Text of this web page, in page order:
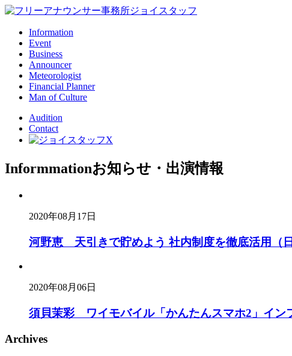
Information
Event
Business
Announcer
Meteorologist
Financial Planner
Man of Culture
Audition
Contact
Informmationお知らせ・出演情報
2020年08月17日
河野恵 天引きで貯めよう 社内制度を徹底活用（
2020年08月06日
須貝茉彩 ワイモバイル「かんたんスマホ2」イン
Archives